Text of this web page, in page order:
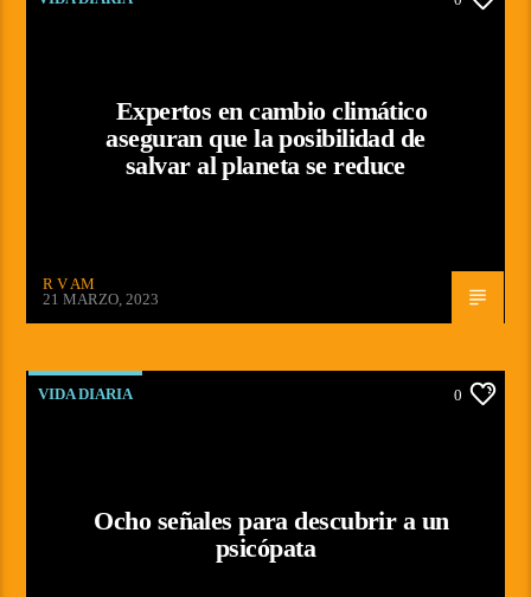
Expertos en cambio climático
aseguran que la posibilidad de
salvar al planeta se reduce
R V AM
21 MARZO, 2023
VIDA DIARIA 0
Ocho señales para descubrir a un
psicópata